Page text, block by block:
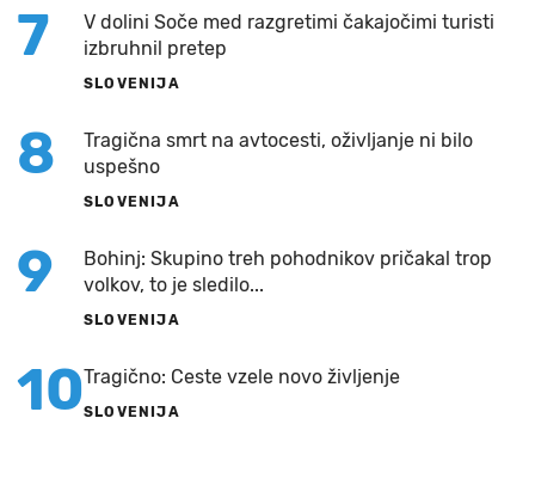
7
V dolini Soče med razgretimi čakajočimi turisti
izbruhnil pretep
SLOVENIJA
8
Tragična smrt na avtocesti, oživljanje ni bilo
uspešno
SLOVENIJA
9
Bohinj: Skupino treh pohodnikov pričakal trop
volkov, to je sledilo...
SLOVENIJA
10Tragično: Ceste vzele novo življenje
SLOVENIJA